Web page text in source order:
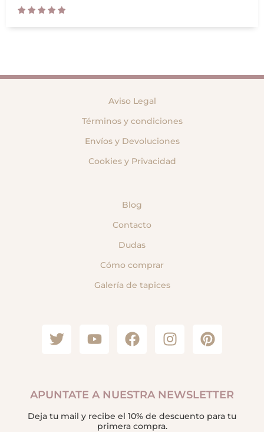
Aviso Legal
Términos y condiciones
Envíos y Devoluciones
Cookies y Privacidad
Blog
Contacto
Dudas
Cómo comprar
Galería de tapices
APUNTATE A NUESTRA NEWSLETTER
Deja tu mail y recibe el 10% de descuento para tu
primera compra.